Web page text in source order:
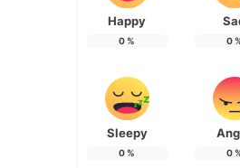
Happy
0% 0
Sleepy
0% 0